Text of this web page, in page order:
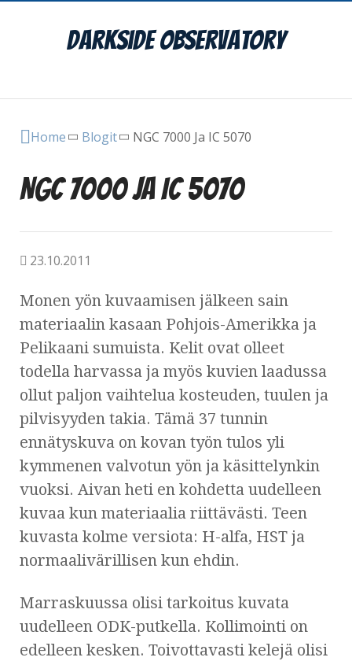
DarkSide Observatory
Main Menu
Home Blogit NGC 7000 Ja IC 5070
NGC 7000 Ja IC 5070
23.10.2011
Monen yön kuvaamisen jälkeen sain
materiaalin kasaan Pohjois-Amerikka ja
Pelikaani sumuista. Kelit ovat olleet
todella harvassa ja myös kuvien laadussa
ollut paljon vaihtelua kosteuden, tuulen ja
pilvisyyden takia. Tämä 37 tunnin
ennätyskuva on kovan työn tulos yli
kymmenen valvotun yön ja käsittelynkin
vuoksi. Aivan heti en kohdetta uudelleen
kuvaa kun materiaalia riittävästi. Teen
kuvasta kolme versiota: H-alfa, HST ja
normaalivärillisen kun ehdin.
Marraskuussa olisi tarkoitus kuvata
uudelleen ODK-putkella. Kollimointi on
edelleen kesken. Toivottavasti kelejä olisi